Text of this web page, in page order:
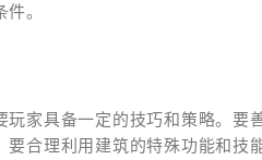
。
家具备一定的技巧和策略。要
合理利用建筑的特殊功能和技